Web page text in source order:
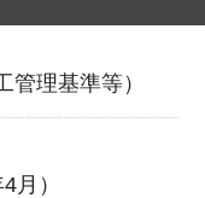
理基準等）
月）